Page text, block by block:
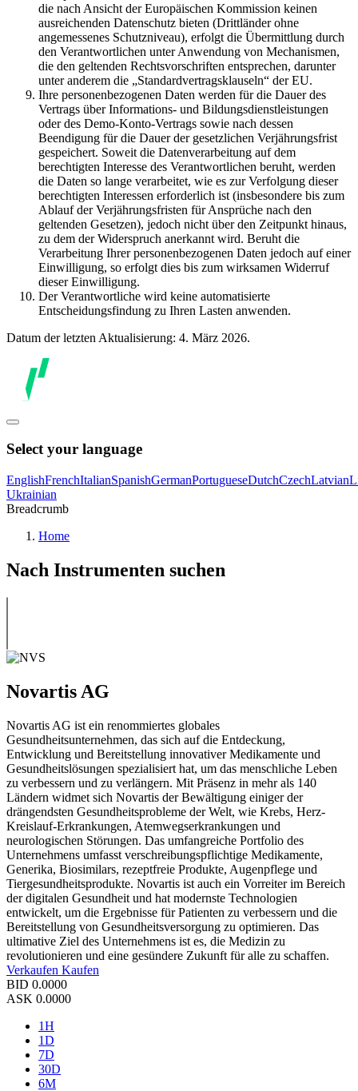
die nach Ansicht der Europäischen Kommission keinen
ausreichenden Datenschutz bieten (Drittländer ohne
angemessenes Schutzniveau), erfolgt die Übermittlung durch
den Verantwortlichen unter Anwendung von Mechanismen,
die den geltenden Rechtsvorschriften entsprechen, darunter
unter anderem die „Standardvertragsklauseln“ der EU.
Ihre personenbezogenen Daten werden für die Dauer des
Vertrags über Informations- und Bildungsdienstleistungen
oder des Demo-Konto-Vertrags sowie nach dessen
Beendigung für die Dauer der gesetzlichen Verjährungsfrist
gespeichert. Soweit die Datenverarbeitung auf dem
berechtigten Interesse des Verantwortlichen beruht, werden
die Daten so lange verarbeitet, wie es zur Verfolgung dieser
berechtigten Interessen erforderlich ist (insbesondere bis zum
Ablauf der Verjährungsfristen für Ansprüche nach den
geltenden Gesetzen), jedoch nicht über den Zeitpunkt hinaus,
zu dem der Widerspruch anerkannt wird. Beruht die
Verarbeitung Ihrer personenbezogenen Daten jedoch auf einer
Einwilligung, so erfolgt dies bis zum wirksamen Widerruf
dieser Einwilligung.
Der Verantwortliche wird keine automatisierte
Entscheidungsfindung zu Ihren Lasten anwenden.
Datum der letzten Aktualisierung: 4. März 2026.
Select your language
EnglishFrenchItalianSpanishGermanPortugueseDutchCzechLatvian
Ukrainian
Breadcrumb
Home
Nach Instrumenten suchen
Novartis AG
Novartis AG ist ein renommiertes globales
Gesundheitsunternehmen, das sich auf die Entdeckung,
Entwicklung und Bereitstellung innovativer Medikamente und
Gesundheitslösungen spezialisiert hat, um das menschliche Leben
zu verbessern und zu verlängern. Mit Präsenz in mehr als 140
Ländern widmet sich Novartis der Bewältigung einiger der
drängendsten Gesundheitsprobleme der Welt, wie Krebs, Herz-
Kreislauf-Erkrankungen, Atemwegserkrankungen und
neurologischen Störungen. Das umfangreiche Portfolio des
Unternehmens umfasst verschreibungspflichtige Medikamente,
Generika, Biosimilars, rezeptfreie Produkte, Augenpflege und
Tiergesundheitsprodukte. Novartis ist auch ein Vorreiter im Bereich
der digitalen Gesundheit und hat modernste Technologien
entwickelt, um die Ergebnisse für Patienten zu verbessern und die
Bereitstellung von Gesundheitsversorgung zu optimieren. Das
ultimative Ziel des Unternehmens ist es, die Medizin zu
revolutionieren und eine gesündere Zukunft für alle zu schaffen.
Verkaufen Kaufen
BID 0.0000
ASK 0.0000
1H
1D
7D
30D
6M